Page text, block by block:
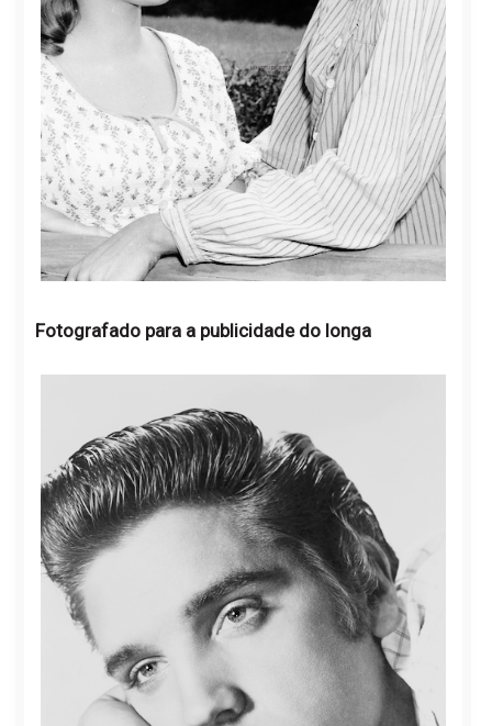
Fotografado para a publicidade do longa